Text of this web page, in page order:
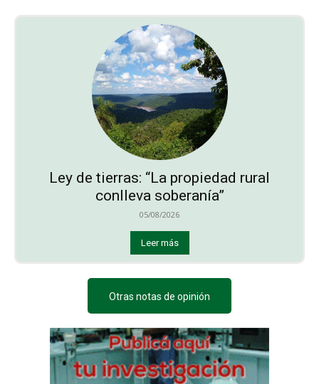
Ley de tierras: “La propiedad rural
conlleva soberanía”
05/08/2026
Leer más
Otras notas de opinión